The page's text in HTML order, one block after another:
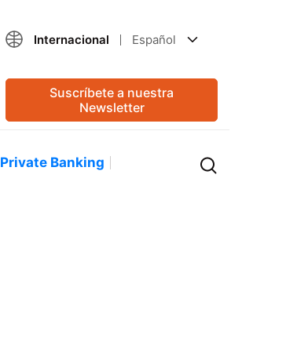
Internacional Español
Suscríbete a nuestra
Newsletter
Private Banking